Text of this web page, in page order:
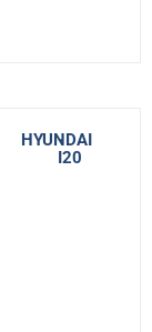
HYUNDAI
-
I20